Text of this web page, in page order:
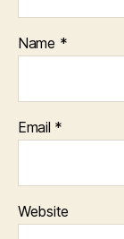
Name *
Email *
Website